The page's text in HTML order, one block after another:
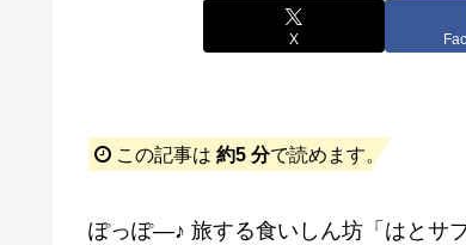
X
この記事は 約5 分で読めます。
ぽっぽ―♪ 旅する食いしん坊「はとサ